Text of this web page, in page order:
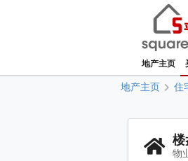
地产主页
地产主页 住
物